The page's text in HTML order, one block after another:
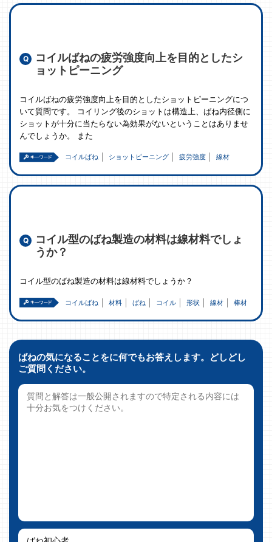
コイルばねの疲労強度向上を目的としたシ
ョットピーニング
コイルばねの疲労強度向上を目的としたショットピーニングにつ
いて質問です。 コイリング後のショットは構造上、ばね内径側に
ショットが十分に当たらない為効果がないということはありませ
んでしょうか。 また
コイルばね ショットピーニング 疲労強度 線材
コイル型のばね製造の材料は線材料でしょ
うか？
コイル型のばね製造の材料は線材料でしょうか？
コイルばね 材料 ばね コイル 形状 線材 棒材
ばねの気になることをに何でもお答えします。どしどし
ご質問ください。